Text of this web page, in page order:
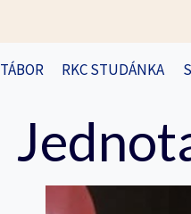
TÁBOR RKC STUDÁNKA